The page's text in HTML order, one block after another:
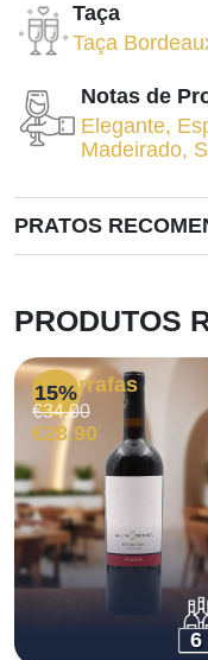
Taça
Taça
Notas de
Elegante,
Madeirado,
PRATOS
PRODUTOS
15%
6 Garrafas
€34.00
O
preço
original
era:
€34.00.
€28.90
O
preço
atual
é:
€28.90.
6